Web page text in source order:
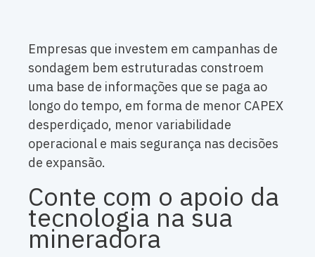
Empresas que investem em campanhas de
sondagem bem estruturadas constroem
uma base de informações que se paga ao
longo do tempo, em forma de menor CAPEX
desperdiçado, menor variabilidade
operacional e mais segurança nas decisões
de expansão.
Conte com o apoio da
tecnologia na sua
mineradora